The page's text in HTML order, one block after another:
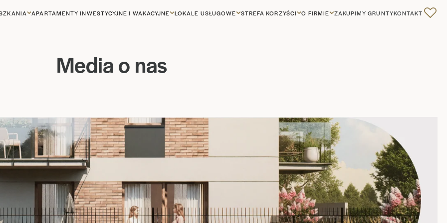
APARTAMENTY INWESTYCYJNE I WAKACYJNE LOKALE USŁUGOWE STREFA KORZYŚCI O FIRMIE ZAKUPIMY GRUNTYKONTAKT 0
Media o nas